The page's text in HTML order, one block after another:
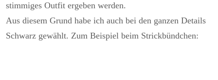
stimmiges Outfit ergeben werden.
Aus diesem Grund habe ich auch bei den ganzen Details
Schwarz gewählt. Zum Beispiel beim Strickbündchen: